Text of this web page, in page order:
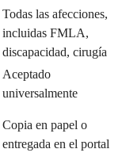
Todas las afecciones,
incluidas FMLA,
discapacidad, cirugía
Aceptado
universalmente
Copia en papel o
entregada en el portal